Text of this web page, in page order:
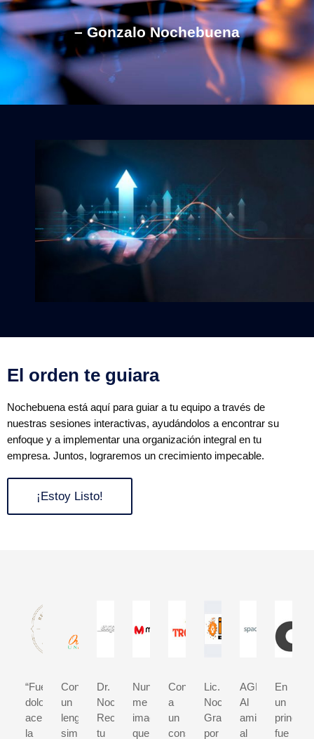
– Gonzalo Nochebuena
El orden te guiara
Nochebuena está aquí para guiar a tu equipo a través de
nuestras sesiones interactivas, ayudándolos a encontrar su
enfoque y a implementar una organización integral en tu
empresa. Juntos, lograremos un crecimiento impecable.
¡Estoy Listo!
“Fue
doloroso
aceptar
la
Con
un
lenguaje
simple
Dr.
Nochebuena
Reconocemos
tu
Nunca
me
imaginé
que
Contratar
a
un
consultor
Lic.
Nochebuena
Gracias
por
Al
amigo,
al
En
un
principio
fue